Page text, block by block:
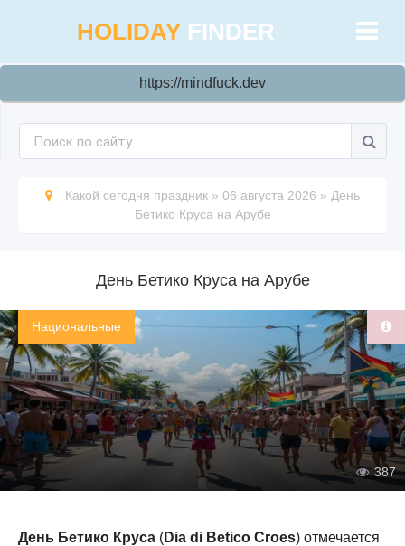
HOLIDAY FINDER
https://mindfuck.dev
Какой сегодня праздник » 06 августа 2026 » День
Бетико Круса на Арубе
День Бетико Круса на Арубе
Национальные
387
День Бетико Круса (Dia di Betico Croes) отмечается